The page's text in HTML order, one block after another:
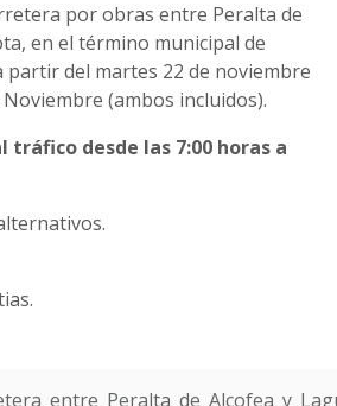
por obras entre Peralta de
en el término municipal de
partir del martes 22 de noviembre
(ambos incluidos).
tráfico desde las 7:00 horas a